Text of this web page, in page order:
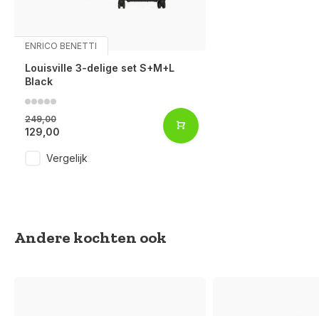
ENRICO BENETTI
Louisville 3-delige set S+M+L
Black
249,00
129,00
Vergelijk
Andere kochten ook